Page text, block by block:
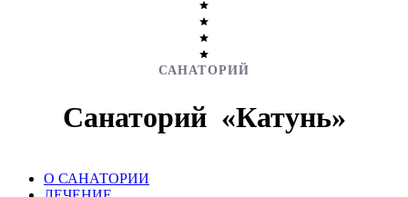
САНАТОРИЙ
Санаторий «Катунь»
О САНАТОРИИ